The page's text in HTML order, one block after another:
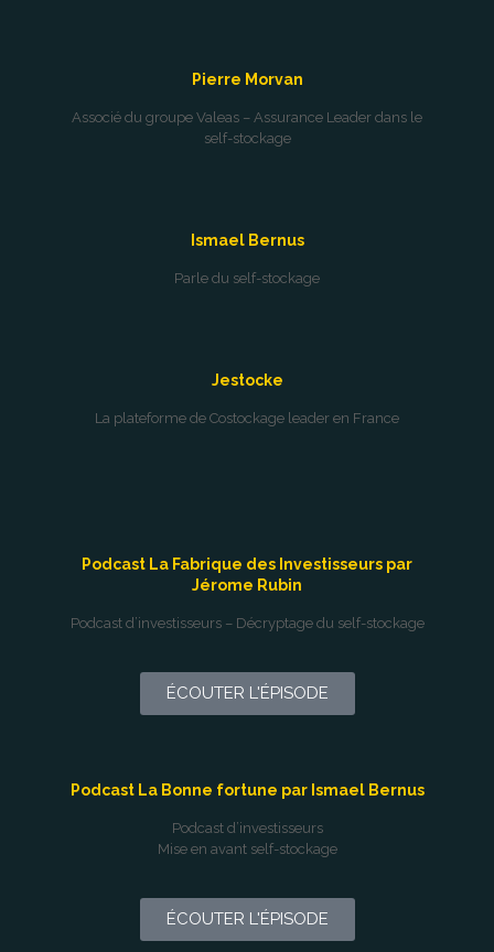
Pierre Morvan
Associé du groupe Valeas – Assurance Leader dans le
self-stockage
Ismael Bernus
Parle du self-stockage
Jestocke
La plateforme de Costockage leader en France
Podcast La Fabrique des Investisseurs par
Jérome Rubin
Podcast d’investisseurs – Décryptage du self-stockage
ÉCOUTER L'ÉPISODE
Podcast La Bonne fortune par Ismael Bernus
Podcast d’investisseurs
Mise en avant self-stockage
ÉCOUTER L'ÉPISODE